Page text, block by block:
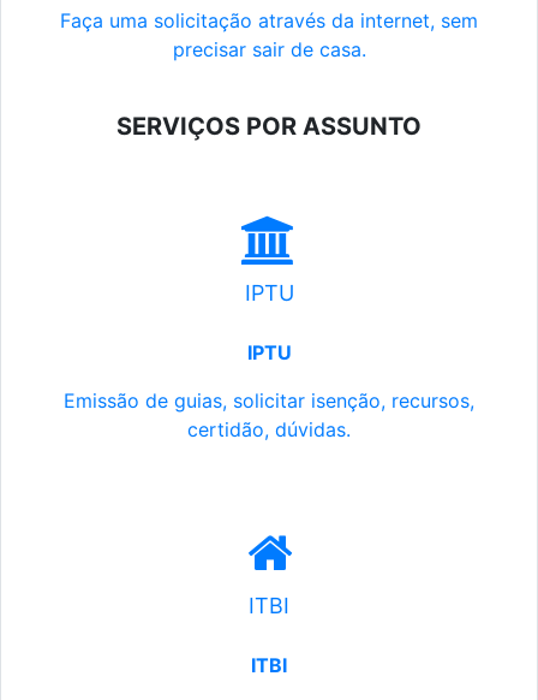
Faça uma solicitação através da internet, sem
precisar sair de casa.
SERVIÇOS POR ASSUNTO
IPTU
IPTU
Emissão de guias, solicitar isenção, recursos,
certidão, dúvidas.
ITBI
ITBI